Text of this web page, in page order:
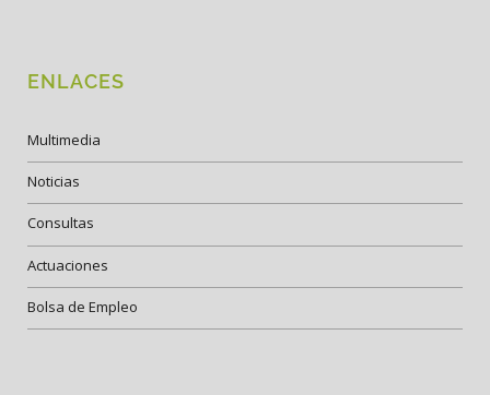
ENLACES
Multimedia
Noticias
Consultas
Actuaciones
Bolsa de Empleo